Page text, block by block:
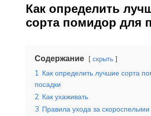
Как определить
сорта помидор для
Содержание скрыть
1 Как определить лучшие сорта
посадки
2 Как ухаживать
3 Правила ухода за